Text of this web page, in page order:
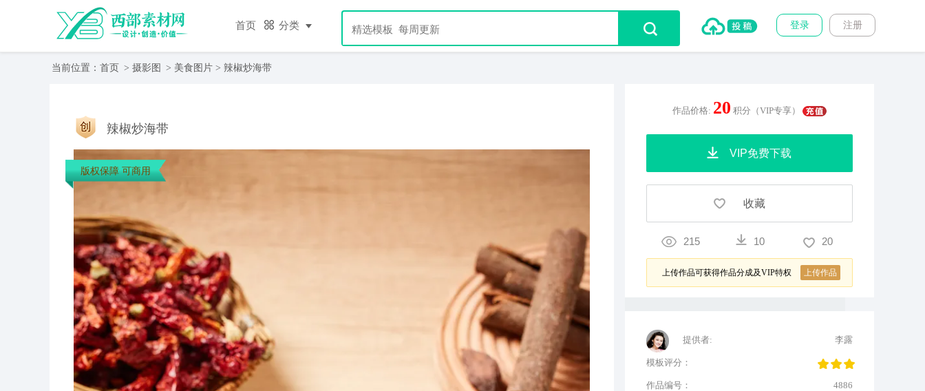
首页 分类 注册
登录
当前位置： 首页 > 摄影图 > 美食图片 > 辣椒炒海带
辣椒炒海带
版权保障 可商用
作品价格: 20 积分（VIP专享）
VIP免费下载
收藏
215 10 20
上传作品可获得作品分成及VIP特权 上传作品
提供者: 李露
模板评分：
作品编号： 4886